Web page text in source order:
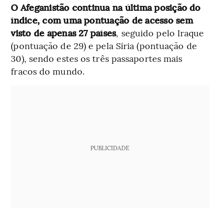
O Afeganistão continua na última posição do
índice, com uma pontuação de acesso sem
visto de apenas 27 países, seguido pelo Iraque
(pontuação de 29) e pela Síria (pontuação de
30), sendo estes os três passaportes mais
fracos do mundo.
PUBLICIDADE